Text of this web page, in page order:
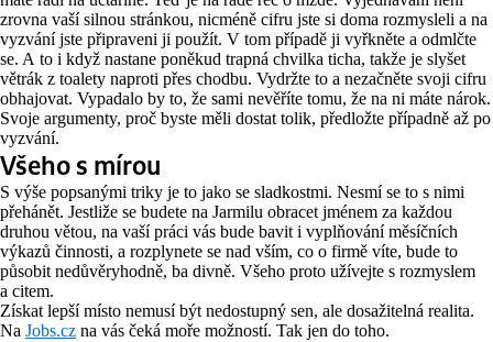
zrovna vaší silnou stránkou, nicméně cifru jste si doma rozmysleli a na
vyzvání jste připraveni ji použít. V tom případě ji vyřkněte a odmlčte
se. A to i když nastane poněkud trapná chvilka ticha, takže je slyšet
větrák z toalety naproti přes chodbu. Vydržte to a nezačněte svoji cifru
obhajovat. Vypadalo by to, že sami nevěříte tomu, že na ni máte nárok.
Svoje argumenty, proč byste měli dostat tolik, předložte případně až po
vyzvání.
Všeho s mírou
S výše popsanými triky je to jako se sladkostmi. Nesmí se to s nimi
přehánět. Jestliže se budete na Jarmilu obracet jménem za každou
druhou větou, na vaší práci vás bude bavit i vyplňování měsíčních
výkazů činnosti, a rozplynete se nad vším, co o firmě víte, bude to
působit nedůvěryhodně, ba divně. Všeho proto užívejte s rozmyslem
a citem.
Získat lepší místo nemusí být nedostupný sen, ale dosažitelná realita.
Na Jobs.cz na vás čeká moře možností. Tak jen do toho.